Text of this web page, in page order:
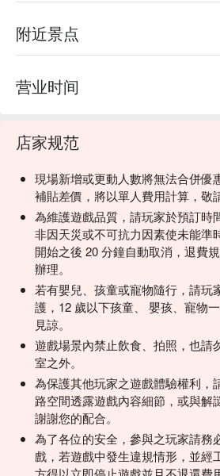
附近景点
营业时间
店家规范
現場新增或更動人數將無法合併優
補貼差價，將以單人費用計算，敬
為維護遊戲品質，請玩家於預訂時
非因天災或不可抗力因素使未能準
開始之後 20 分鐘自動取消，退費
辦理。
若有嬰兒、孩童或寵物隨行，請玩
護，12 歲以下孩童、 嬰孩、寵物
見諒。
遊戲場景內禁止飲食、拍照，也請
室之外。
為保護其他玩家之遊戲體驗權利，
路空間透露遊戲內容細節，或與解
謝謝您的配合。
為了各位的安全，參與之玩家請務
戲，若遊戲中發生違規情形，並經